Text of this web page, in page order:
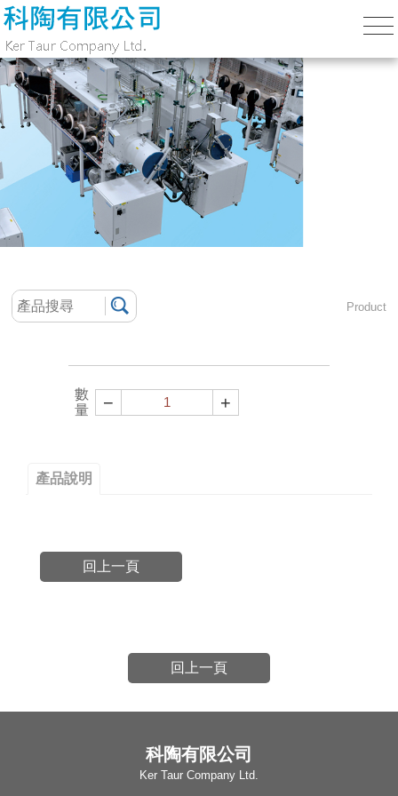
Product
數
量
− +
產品說明
回上一頁
回上一頁
科陶有限公司
Ker Taur Company Ltd.